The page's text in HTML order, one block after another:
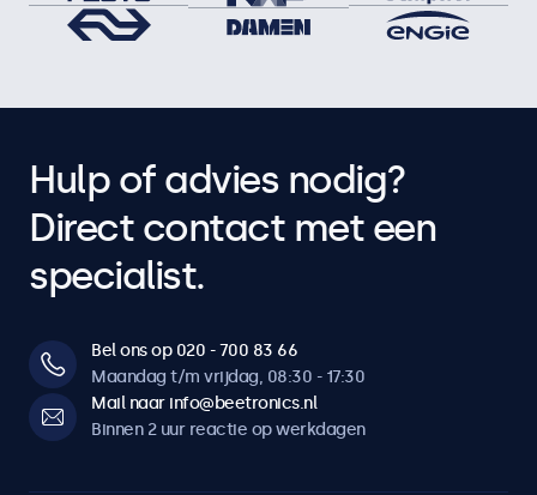
Hulp of advies nodig?
Direct contact met een
specialist.
Bel ons op 020 - 700 83 66
Maandag t/m vrijdag, 08:30 - 17:30
Mail naar info@beetronics.nl
Binnen 2 uur reactie op werkdagen